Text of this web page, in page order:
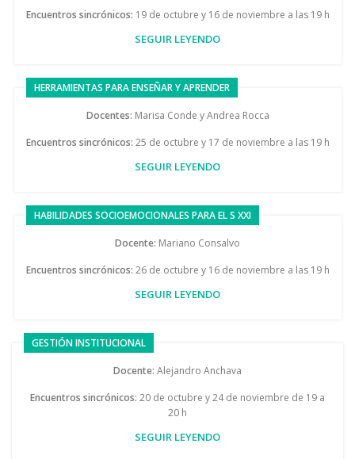
Encuentros sincrónicos: 19 de octubre y 16 de noviembre a las 19 h
SEGUIR LEYENDO
HERRAMIENTAS PARA ENSEÑAR Y APRENDER
Docentes: Marisa Conde y Andrea Rocca
Encuentros sincrónicos: 25 de octubre y 17 de noviembre a las 19 h
SEGUIR LEYENDO
HABILIDADES SOCIOEMOCIONALES PARA EL S XXI
Docente: Mariano Consalvo
Encuentros sincrónicos: 26 de octubre y 16 de noviembre a las 19 h
SEGUIR LEYENDO
GESTIÓN INSTITUCIONAL
Docente: Alejandro Anchava
Encuentros sincrónicos: 20 de octubre y 24 de noviembre de 19 a
20 h
SEGUIR LEYENDO